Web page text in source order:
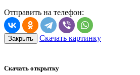
Отправить на телефон:
Закрыть Скачать картинку
Скачать открытку